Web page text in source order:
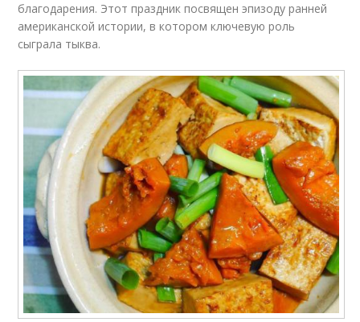
благодарения. Этот праздник посвящен эпизоду ранней
американской истории, в котором ключевую роль
сыграла тыква.